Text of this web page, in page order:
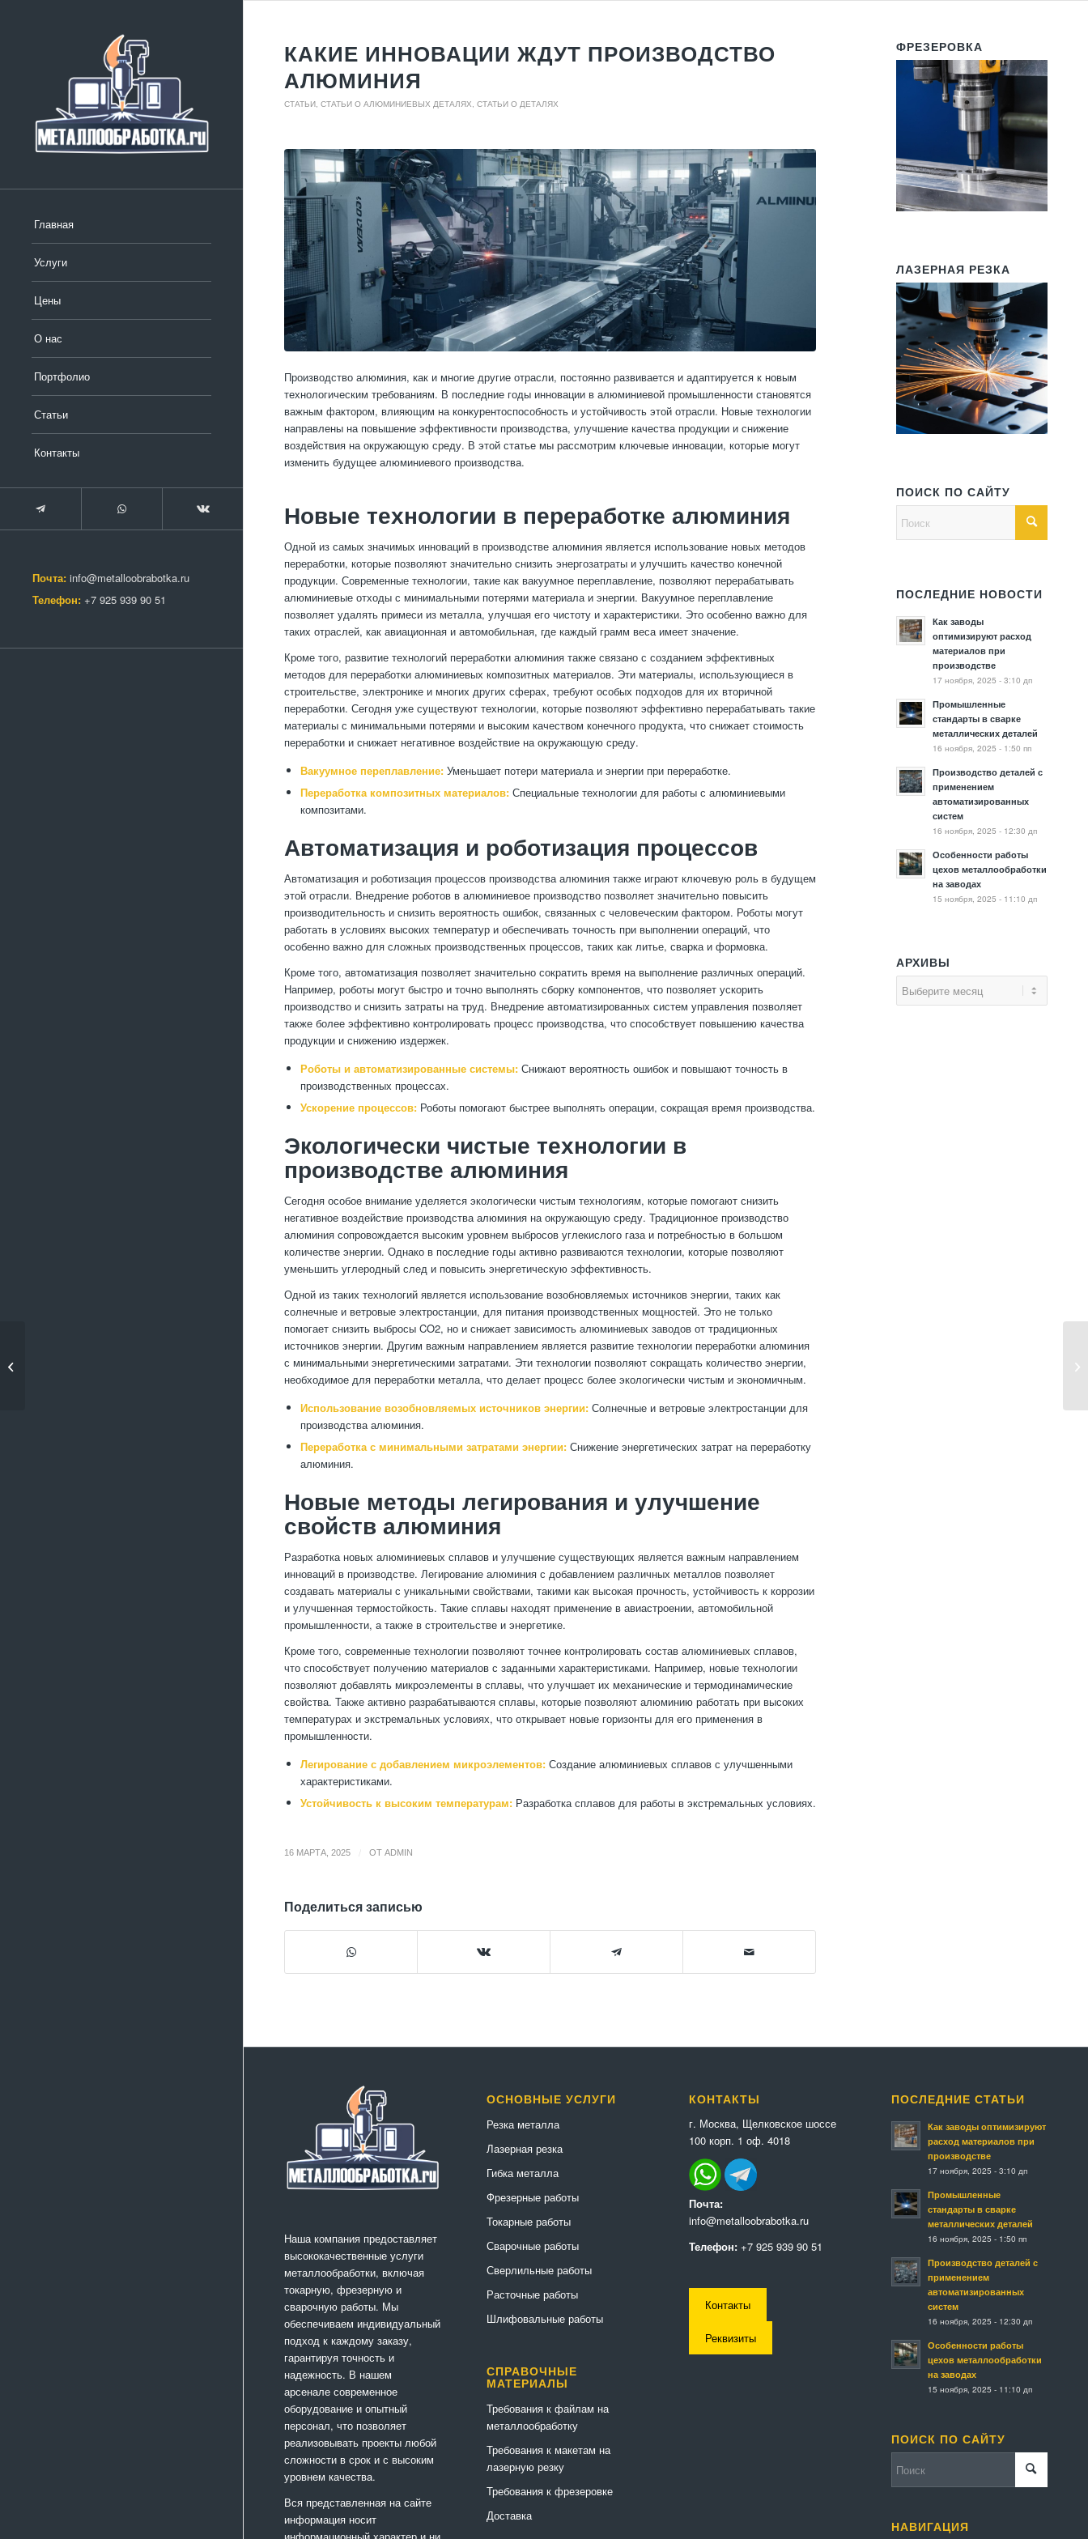
Главная
Услуги
Цены
О нас
Портфолио
Статьи
Контакты
Почта: info@metalloobrabotka.ru
Телефон: +7 925 939 90 51
КАКИЕ ИННОВАЦИИ ЖДУТ ПРОИЗВОДСТВО
АЛЮМИНИЯ
СТАТЬИ СТАТЬИ О АЛЮМИНИЕВЫХ ДЕТАЛЯХ СТАТЬИ О ДЕТАЛЯХ
Производство алюминия, как и многие другие отрасли, постоянно развивается и адаптируется к новым
технологическим требованиям. В последние годы инновации в алюминиевой промышленности становятся
важным фактором, влияющим на конкурентоспособность и устойчивость этой отрасли. Новые технологии
направлены на повышение эффективности производства, улучшение качества продукции и снижение
воздействия на окружающую среду. В этой статье мы рассмотрим ключевые инновации, которые могут
изменить будущее алюминиевого производства.
Новые технологии в переработке алюминия
Одной из самых значимых инноваций в производстве алюминия является использование новых методов
переработки, которые позволяют значительно снизить энергозатраты и улучшить качество конечной
продукции. Современные технологии, такие как вакуумное переплавление, позволяют перерабатывать
алюминиевые отходы с минимальными потерями материала и энергии. Вакуумное переплавление
позволяет удалять примеси из металла, улучшая его чистоту и характеристики. Это особенно важно для
таких отраслей, как авиационная и автомобильная, где каждый грамм веса имеет значение.
Кроме того, развитие технологий переработки алюминия также связано с созданием эффективных
методов для переработки алюминиевых композитных материалов. Эти материалы, использующиеся в
строительстве, электронике и многих других сферах, требуют особых подходов для их вторичной
переработки. Сегодня уже существуют технологии, которые позволяют эффективно перерабатывать такие
материалы с минимальными потерями и высоким качеством конечного продукта, что снижает стоимость
переработки и снижает негативное воздействие на окружающую среду.
Вакуумное переплавление: Уменьшает потери материала и энергии при переработке.
Переработка композитных материалов: Специальные технологии для работы с алюминиевыми
композитами.
Автоматизация и роботизация процессов
Автоматизация и роботизация процессов производства алюминия также играют ключевую роль в будущем
этой отрасли. Внедрение роботов в алюминиевое производство позволяет значительно повысить
производительность и снизить вероятность ошибок, связанных с человеческим фактором. Роботы могут
работать в условиях высоких температур и обеспечивать точность при выполнении операций, что
особенно важно для сложных производственных процессов, таких как литье, сварка и формовка.
Кроме того, автоматизация позволяет значительно сократить время на выполнение различных операций.
Например, роботы могут быстро и точно выполнять сборку компонентов, что позволяет ускорить
производство и снизить затраты на труд. Внедрение автоматизированных систем управления позволяет
также более эффективно контролировать процесс производства, что способствует повышению качества
продукции и снижению издержек.
Роботы и автоматизированные системы: Снижают вероятность ошибок и повышают точность в
производственных процессах.
Ускорение процессов: Роботы помогают быстрее выполнять операции, сокращая время производства.
Экологически чистые технологии в
производстве алюминия
Сегодня особое внимание уделяется экологически чистым технологиям, которые помогают снизить
негативное воздействие производства алюминия на окружающую среду. Традиционное производство
алюминия сопровождается высоким уровнем выбросов углекислого газа и потребностью в большом
количестве энергии. Однако в последние годы активно развиваются технологии, которые позволяют
уменьшить углеродный след и повысить энергетическую эффективность.
Одной из таких технологий является использование возобновляемых источников энергии, таких как
солнечные и ветровые электростанции, для питания производственных мощностей. Это не только
помогает снизить выбросы CO2, но и снижает зависимость алюминиевых заводов от традиционных
источников энергии. Другим важным направлением является развитие технологии переработки алюминия
с минимальными энергетическими затратами. Эти технологии позволяют сокращать количество энергии,
необходимое для переработки металла, что делает процесс более экологически чистым и экономичным.
Использование возобновляемых источников энергии: Солнечные и ветровые электростанции для
производства алюминия.
Переработка с минимальными затратами энергии: Снижение энергетических затрат на переработку
алюминия.
Новые методы легирования и улучшение
свойств алюминия
Разработка новых алюминиевых сплавов и улучшение существующих является важным направлением
инноваций в производстве. Легирование алюминия с добавлением различных металлов позволяет
создавать материалы с уникальными свойствами, такими как высокая прочность, устойчивость к коррозии
и улучшенная термостойкость. Такие сплавы находят применение в авиастроении, автомобильной
промышленности, а также в строительстве и энергетике.
Кроме того, современные технологии позволяют точнее контролировать состав алюминиевых сплавов,
что способствует получению материалов с заданными характеристиками. Например, новые технологии
позволяют добавлять микроэлементы в сплавы, что улучшает их механические и термодинамические
свойства. Также активно разрабатываются сплавы, которые позволяют алюминию работать при высоких
температурах и экстремальных условиях, что открывает новые горизонты для его применения в
промышленности.
Легирование с добавлением микроэлементов: Создание алюминиевых сплавов с улучшенными
характеристиками.
Устойчивость к высоким температурам: Разработка сплавов для работы в экстремальных условиях.
16 МАРТА, 2025 ОТ ADMIN
Поделиться записью
ФРЕЗЕРОВКА
ЛАЗЕРНАЯ РЕЗКА
ПОИСК ПО САЙТУ
ПОСЛЕДНИЕ НОВОСТИ
Как заводы
оптимизируют расход
материалов при
производстве
17 ноября, 2025 - 3:10 дп
Промышленные
стандарты в сварке
металлических деталей
16 ноября, 2025 - 1:50 пп
Производство деталей с
применением
автоматизированных
систем
16 ноября, 2025 - 12:30 дп
Особенности работы
цехов металлообработки
на заводах
15 ноября, 2025 - 11:10 дп
АРХИВЫ
Наша компания предоставляет
высококачественные услуги
металлообработки, включая
токарную, фрезерную и
сварочную работы. Мы
обеспечиваем индивидуальный
подход к каждому заказу,
гарантируя точность и
надежность. В нашем
арсенале современное
оборудование и опытный
персонал, что позволяет
реализовывать проекты любой
сложности в срок и с высоким
уровнем качества.
Вся представленная на сайте
информация носит
ОСНОВНЫЕ УСЛУГИ
Резка металла
Лазерная резка
Гибка металла
Фрезерные работы
Токарные работы
Сварочные работы
Сверлильные работы
Расточные работы
Шлифовальные работы
СПРАВОЧНЫЕ
МАТЕРИАЛЫ
Требования к файлам на
металлообработку
Требования к макетам на
лазерную резку
Требования к фрезеровке
Доставка
КОНТАКТЫ
г. Москва, Щелковское шоссе
100 корп. 1 оф. 4018
Почта:
info@metalloobrabotka.ru
Телефон: +7 925 939 90 51
Контакты
Реквизиты
ПОСЛЕДНИЕ СТАТЬИ
Как заводы оптимизируют
расход материалов при
производстве
17 ноября, 2025 - 3:10 дп
Промышленные
стандарты в сварке
металлических деталей
16 ноября, 2025 - 1:50 пп
Производство деталей с
применением
автоматизированных
систем
16 ноября, 2025 - 12:30 дп
Особенности работы
цехов металлообработки
на заводах
15 ноября, 2025 - 11:10 дп
ПОИСК ПО САЙТУ
НАВИГАЦИЯ